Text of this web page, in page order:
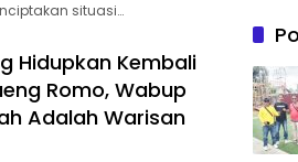
situasi…
Hidupkan Kembali
Romo, Wabup
Adalah Warisan
untuk